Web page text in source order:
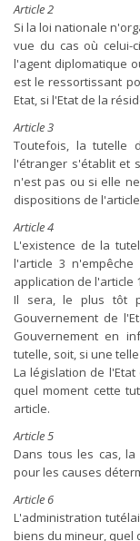
Article 2
Si la loi nationale
vue du cas où celui-
l'agent diplomatique
est le ressortissant
Etat, si l'Etat de la
Article 3
Toutefois, la tutelle
l'étranger s'établit et
n'est pas ou si elle
dispositions de
Article 4
L'existence de la
l'article 3
application de l'article
Il sera, le plus tôt
Gouvernement de
Gouvernement en
tutelle, soit, si une
La législation de
quel moment cette
article.
Article 5
Dans tous les cas,
pour les causes
Article 6
L'administration
biens du mineur, quel